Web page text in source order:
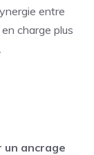
entre
charge plus
un ancrage